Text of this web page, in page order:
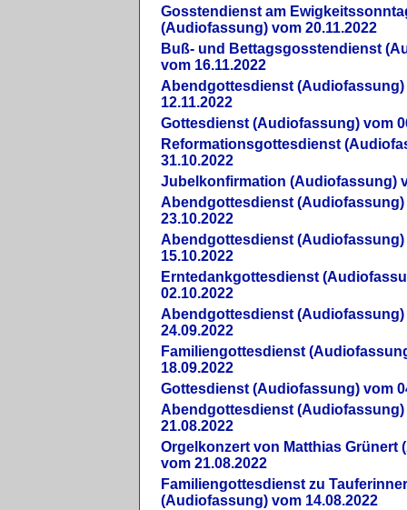
Gosstendienst am
(Audiofassung) vom 20.11.2022
Buß- und Bettagsgosstendienst
vom 16.11.2022
Abendgottesdienst (Audiofassung)
12.11.2022
Gottesdienst (Audiofassung) vom
Reformationsgottesdienst
31.10.2022
Jubelkonfirmation (Audiofassung)
Abendgottesdienst (Audiofassung)
23.10.2022
Abendgottesdienst (Audiofassung)
15.10.2022
Erntedankgottesdienst
02.10.2022
Abendgottesdienst (Audiofassung)
24.09.2022
Familiengottesdienst
18.09.2022
Gottesdienst (Audiofassung) vom
Abendgottesdienst (Audiofassung)
21.08.2022
Orgelkonzert von Matthias Grünert
vom 21.08.2022
Familiengottesdienst zu
(Audiofassung) vom 14.08.2022